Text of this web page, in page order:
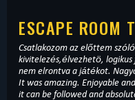
ESCAPE ROOM
Csatlakozom az előttem
kivitelezés,élvezhetö,
nem elrontva a játékot.
It was amazing. Enjoyable
it can be followed and